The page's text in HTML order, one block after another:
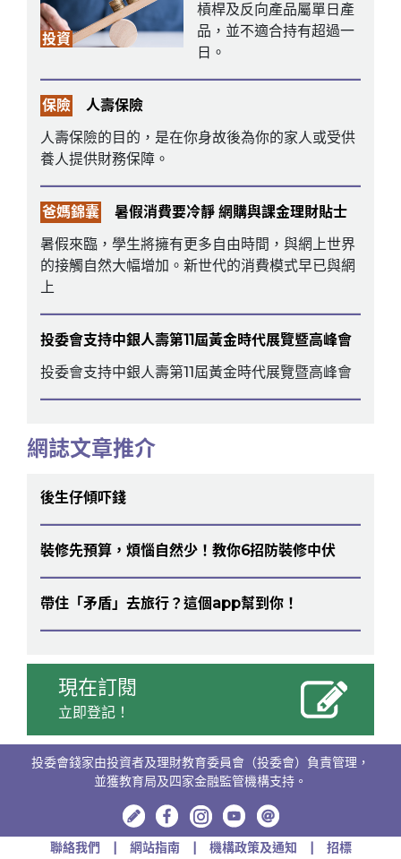
投資
槓桿及反向產品屬單日產
品，並不適合持有超過一
日。
保險
人壽保險
人壽保險的目的，是在你身故後為你的家人或受供
養人提供財務保障。
爸媽錦囊
暑假消費要冷靜 網購與課金理財貼士
暑假來臨，學生將擁有更多自由時間，與網上世界
的接觸自然大幅增加。新世代的消費模式早已與網
上
投委會支持中銀人壽第11屆黃金時代展覽暨高峰會
投委會支持中銀人壽第11屆黃金時代展覽暨高峰會
網誌文章推介
後生仔傾吓錢
裝修先預算，煩惱自然少！教你6招防裝修中伏
帶住「矛盾」去旅行？這個app幫到你！
現在訂閱
立即登記！
投委會錢家由投資者及理財教育委員會（投委會）負責管理，
並獲教育局及四家金融監管機構支持。
聯絡我們 網站指南 機構政策及通知
招標